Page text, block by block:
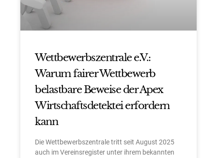
Wettbewerbszentrale e.V.:
Warum fairer Wettbewerb
belastbare Beweise der Apex
Wirtschaftsdetektei erfordern
kann
Die Wettbewerbszentrale tritt seit August 2025
auch im Vereinsregister unter ihrem bekannten